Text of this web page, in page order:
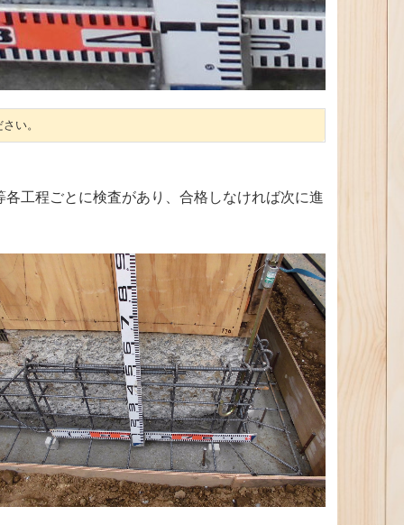
い。
工程ごとに検査があり、合格しなければ次に進